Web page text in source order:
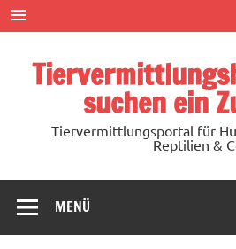
Zum
Inhalt
springen
suchen ein
Tiervermittlungsportal für
Reptilien &
MENÜ